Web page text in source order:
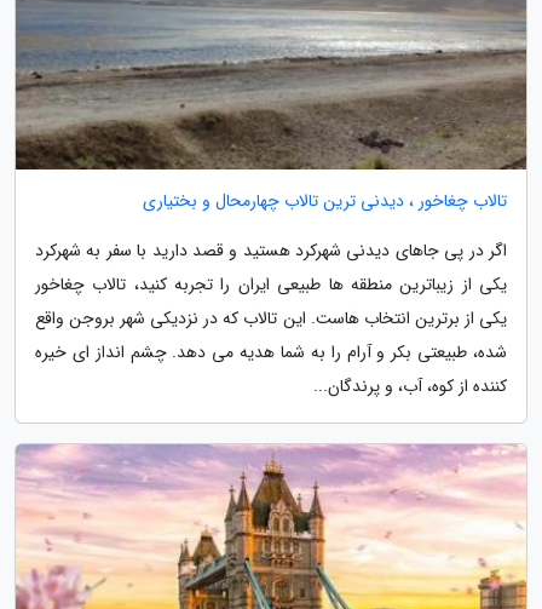
تالاب چغاخور ، دیدنی ترین تالاب چهارمحال و بختیاری
اگر در پی جاهای دیدنی شهرکرد هستید و قصد دارید با سفر به شهرکرد
یکی از زیباترین منطقه ها طبیعی ایران را تجربه کنید، تالاب چغاخور
یکی از برترین انتخاب هاست. این تالاب که در نزدیکی شهر بروجن واقع
شده، طبیعتی بکر و آرام را به شما هدیه می دهد. چشم انداز ای خیره
کننده از کوه، آب، و پرندگان...